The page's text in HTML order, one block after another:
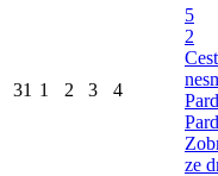
31 1 2 3 4
5
2
ze